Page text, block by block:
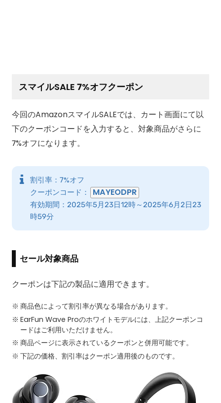
スマイルSALE 7%オフクーポン
今回のAmazonスマイルSALEでは、カート画面にて以
下のクーポンコードを入力すると、対象商品がさらに
7%オフになります。
割引率：7%オフ
クーポンコード：
MAYEODPR
有効期間：2025年5月23日12時～2025年6月2日23
時59分
セール対象商品
クーポンは下記の製品に適用できます。
商品色によって割引率が異なる場合があります。
EarFun Wave Proのホワイトモデルには、上記クーポンコ
ードはご利用いただけません。
商品ページに表示されているクーポンと併用可能です。
下記の価格、割引率はクーポン適用後のものです。